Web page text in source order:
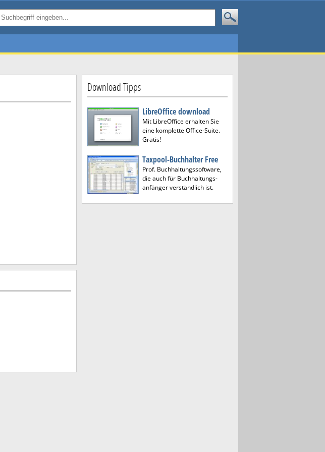
Download Tipps
LibreOffice download
Mit LibreOffice erhalten Sie
eine komplette Office-Suite.
Gratis!
Taxpool-Buchhalter Free
Prof. Buchhaltungssoftware,
die auch für Buchhaltungs-
anfänger verständlich ist.